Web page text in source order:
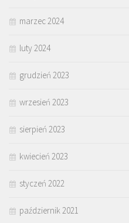
marzec 2024
luty 2024
grudzień 2023
wrzesień 2023
sierpień 2023
kwiecień 2023
styczeń 2022
październik 2021